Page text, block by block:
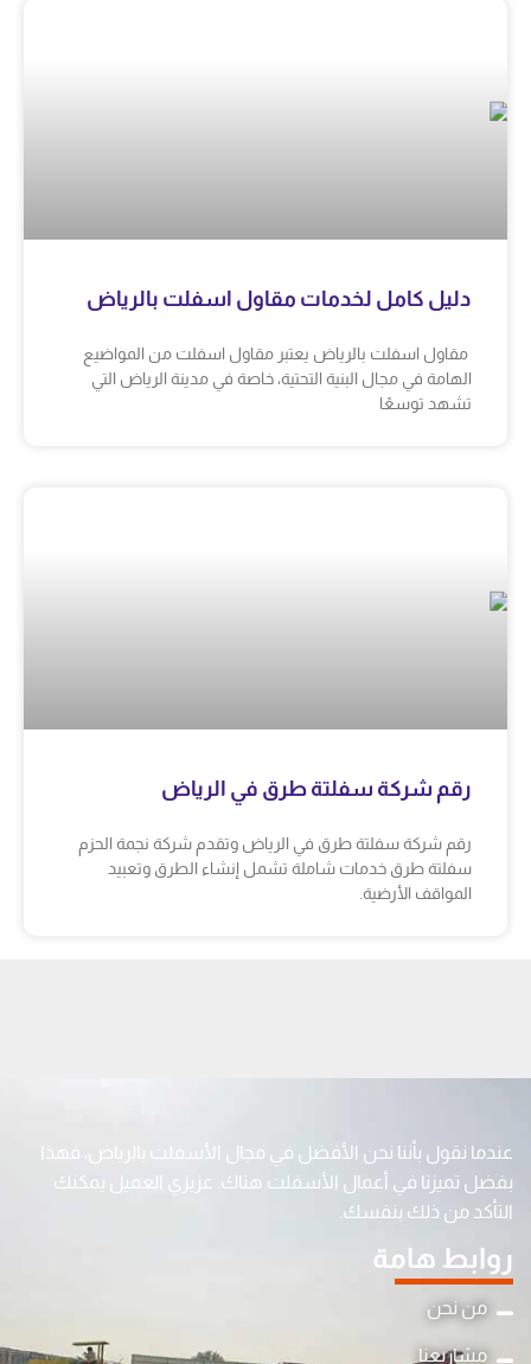
دليل كامل لخدمات مقاول اسفلت بالرياض
مقاول اسفلت بالرياض يعتبر مقاول اسفلت من المواضيع
الهامة في مجال البنية التحتية، خاصة في مدينة الرياض التي
تشهد توسعًا
رقم شركة سفلتة طرق في الرياض
رقم شركة سفلتة طرق في الرياض وتقدم شركة نجمة الحزم
سفلتة طرق خدمات شاملة تشمل إنشاء الطرق وتعبيد
المواقف الأرضية.
عندما نقول بأننا نحن الأفضل في مجال الأسفلت بالرياض، فهذا
بفضل تميزنا في أعمال الأسفلت هناك. عزيزي العميل يمكنك
التأكد من ذلك بنفسك.
روابط هامة
من نحن
مشاريعنا